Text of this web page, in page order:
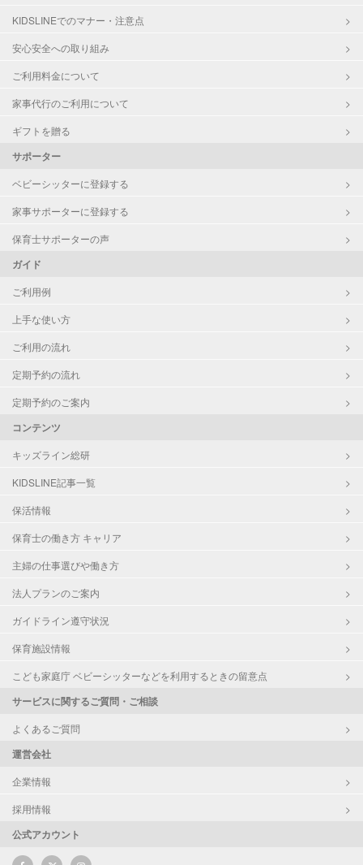
KIDSLINEでのマナー・注意点
安心安全への取り組み
ご利用料金について
家事代行のご利用について
ギフトを贈る
サポーター
ベビーシッターに登録する
家事サポーターに登録する
保育士サポーターの声
ガイド
ご利用例
上手な使い方
ご利用の流れ
定期予約の流れ
定期予約のご案内
コンテンツ
キッズライン総研
KIDSLINE記事一覧
保活情報
保育士の働き方 キャリア
主婦の仕事選びや働き方
法人プランのご案内
ガイドライン遵守状況
保育施設情報
こども家庭庁 ベビーシッターなどを利用するときの留意点
サービスに関するご質問・ご相談
よくあるご質問
運営会社
企業情報
採用情報
公式アカウント